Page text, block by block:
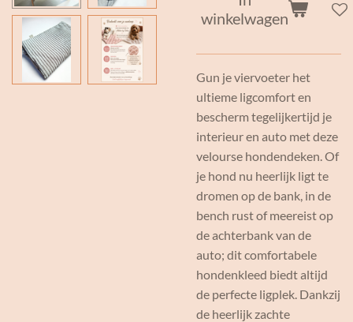
winkelwagen
Gun je viervoeter het
ultieme ligcomfort en
bescherm tegelijkertijd je
interieur en auto met deze
velourse hondendeken. Of
je hond nu heerlijk ligt te
dromen op de bank, in de
bench rust of meereist op
de achterbank van de
auto; dit comfortabele
hondenkleed biedt altijd
de perfecte ligplek. Dankzij
de heerlijk zachte